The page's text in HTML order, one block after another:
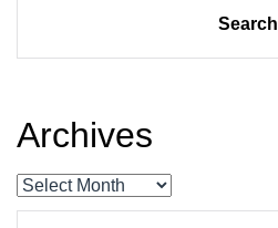
Archives
Archives